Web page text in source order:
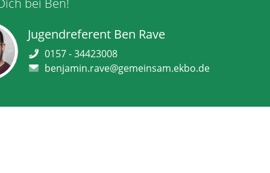
Jugendreferent Ben Rave
0157 - 34423008
benjamin.rave@gemeinsam.ekbo.de